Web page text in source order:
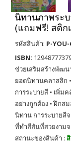
นิทานภาพระ
(แถมฟรี! สติก
รหัสสินค้า: P-YOU-
ISBN:
ช่วยเสริมสร้างพัฒ
ยอดนิทานคลาสสิก
การระบายสี • เพิ่ม
อย่างถูกต้อง • ฝึกส
นิทาน การระบายสี
ที่ทำสีสันที่สวยงาม
สถานะของสินค้า :